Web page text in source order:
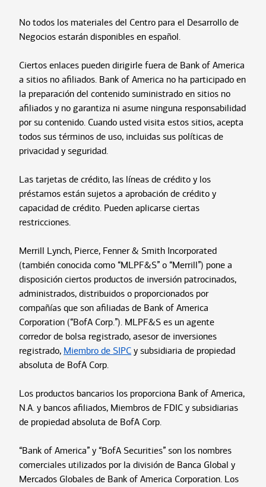
No todos los materiales del Centro para el Desarrollo de
Negocios estarán disponibles en español.
Ciertos enlaces pueden dirigirle fuera de Bank of America
a sitios no afiliados. Bank of America no ha participado en
la preparación del contenido suministrado en sitios no
afiliados y no garantiza ni asume ninguna responsabilidad
por su contenido. Cuando usted visita estos sitios, acepta
todos sus términos de uso, incluidas sus políticas de
privacidad y seguridad.
Las tarjetas de crédito, las líneas de crédito y los
préstamos están sujetos a aprobación de crédito y
capacidad de crédito. Pueden aplicarse ciertas
restricciones.
Merrill Lynch, Pierce, Fenner & Smith Incorporated
(también conocida como “MLPF&S” o “Merrill”) pone a
disposición ciertos productos de inversión patrocinados,
administrados, distribuidos o proporcionados por
compañías que son afiliadas de Bank of America
Corporation (“BofA Corp.”). MLPF&S es un agente
corredor de bolsa registrado, asesor de inversiones
registrado, Miembro de SIPC y subsidiaria de propiedad
absoluta de BofA Corp.
Los productos bancarios los proporciona Bank of America,
N.A. y bancos afiliados, Miembros de FDIC y subsidiarias
de propiedad absoluta de BofA Corp.
“Bank of America” y “BofA Securities” son los nombres
comerciales utilizados por la división de Banca Global y
Mercados Globales de Bank of America Corporation. Los